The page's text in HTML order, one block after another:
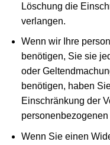
Löschung die
verlangen.
Wenn wir Ihre
benötigen, Sie sie
oder
benötigen, haben
Einschränkung der
Wenn Sie einen